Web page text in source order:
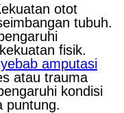
otot
tubuh.
fisik.
amputasi
atau trauma
kondisi
puntung.